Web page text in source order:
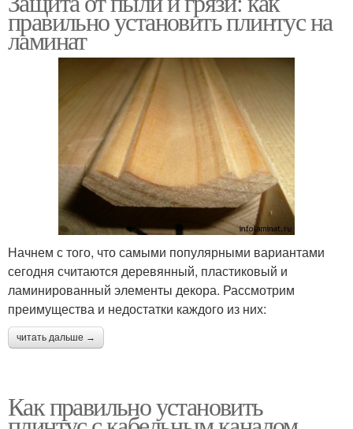
правильно установить плинтус на
ламинат
Начнем с того, что самыми популярными вариантами
сегодня считаются деревянный, пластиковый и
ламинированный элементы декора. Рассмотрим
преимущества и недостатки каждого из них:
читать дальше →
Как правильно установить